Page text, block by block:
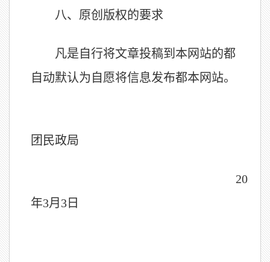
八、 原创版权的要求
凡是自行将文章投稿到本网站的都
自动默认为自愿将信息发布都本网站。
团民政局
2020
年3月 3 日